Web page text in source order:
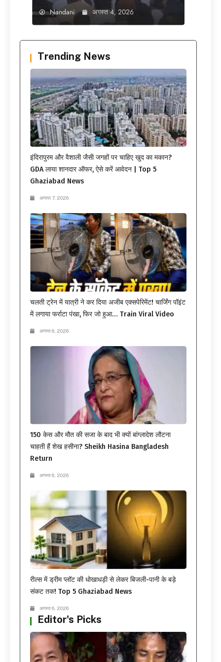
Nandani अगस्त 4, 2026
Trending News
इंदिरापुरम और वैशाली जैसी जगहों पर चाहिए खुद का मकान?
GDA लाया शानदार ऑफर, ऐसे करें आवेदन | Top 5
Ghaziabad News
अगस्त 7, 2026
चलती ट्रेन में यात्री ने कर दिया अजीब एक्सपेरिमेंट! चार्जिंग पॉइंट
में लगाया फर्राटा पंखा, फिर जो हुआ… Train Viral Video
अगस्त 6, 2026
150 केस और मौत की सजा के बाद भी क्यों बांग्लादेश लौटना
चाहती हैं शेख हसीना? Sheikh Hasina Bangladesh
Return
अगस्त 6, 2026
रील्स में ड्रीम प्लॉट की धोखाधड़ी से लेकर बिजली-पानी के बड़े
संकट तक! Top 5 Ghaziabad News
अगस्त 6, 2026
Editor's Picks